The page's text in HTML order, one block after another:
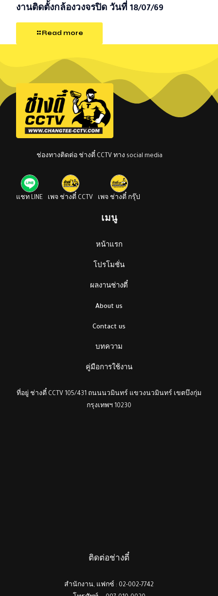
งานติดตั้งกล้องวงจรปิด วันที่ 18/07/69
Read more
ช่องทางติดต่อ ช่างตี๋ CCTV ทาง social media
แชท LINE เพจ ช่างตี๋ CCTV เพจ ช่างตี๋ กรุ๊ป
เมนู
หน้าแรก
โปรโมชั่น
ผลงานช่างตี๋
About us
Contact us
บทความ
คู่มือการใช้งาน
ที่อยู่ ช่างตี๋ CCTV 105/431 ถนนนวมินทร์ แขวงนวมินทร์ เขตบึงกุ่ม
กรุงเทพฯ 10230
ติดต่อช่างตี๋
สำนักงาน, แฟกซ์ : 02-002-7742